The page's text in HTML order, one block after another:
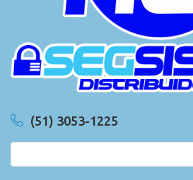
(51) 3053-1225